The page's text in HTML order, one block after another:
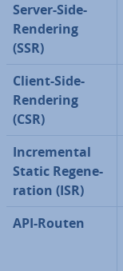
Server-Side-
Rendering
(SSR)
Client-Side-
Rendering
(CSR)
In­cre­men­tal
Static Re­ge­ne­
ra­ti­on (ISR)
API-Routen